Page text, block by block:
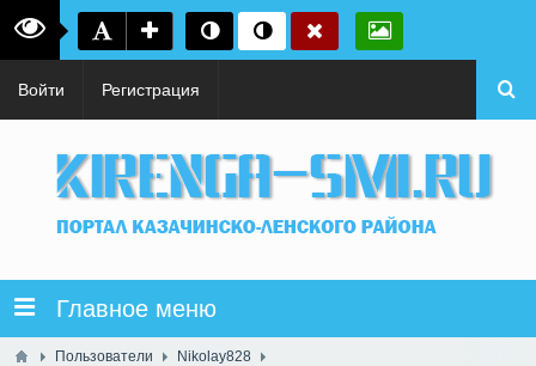
Войти Регистрация
Главное меню
Пользователи Nikolay828